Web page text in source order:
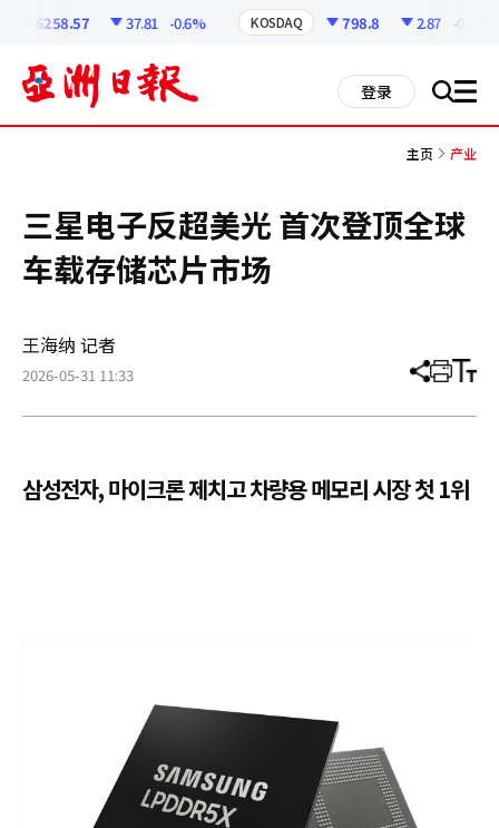
6258.57 37.81 -0.6% KOSDAQ 798.8 2.87 -0.36%
登录 搜 all
主页 产业
三星电子反超美光 首次登顶全球
车载存储芯片市场
王海纳 记者
2026-05-31 11:33 分
章
打 调
小
삼성전자, 마이크론 제치고 차량용 메모리 시장 첫 1위